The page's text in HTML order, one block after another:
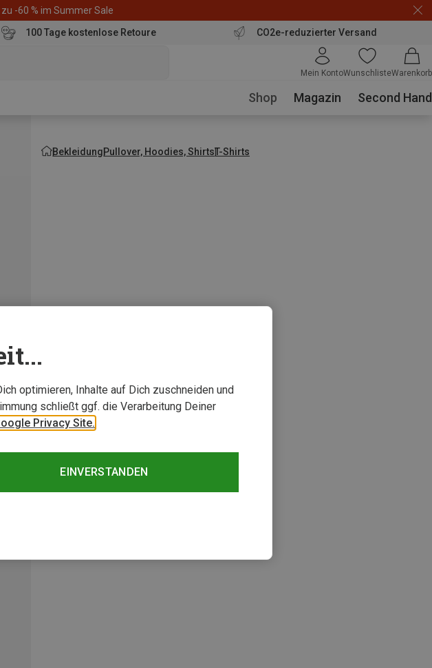
-60 % im Summer Sale
100 Tage kostenlose Retoure CO2e-reduzierter Versand
Mein KontoWunschlisteWarenkorb
Shop Magazin Second Hand
BekleidungPullover, Hoodies, ShirtsT-Shirts
optimieren, Inhalte auf Dich zuschneiden und
schließt ggf. die Verarbeitung Deiner
Privacy Site.
EINVERSTANDEN